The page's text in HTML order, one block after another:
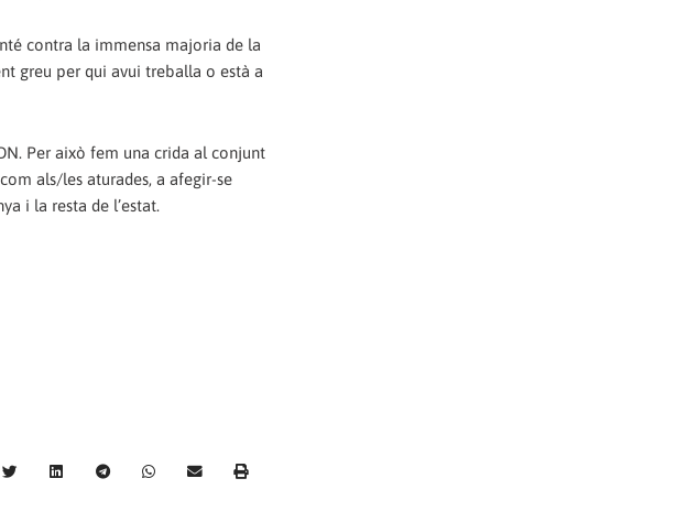
contra la immensa majoria de la
greu per qui avui treballa o està a
Per això fem una crida al conjunt
als/les aturades, a afegir-se
i la resta de l’estat.